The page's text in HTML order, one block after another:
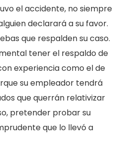
el accidente, no siempre
declarará a su favor.
que respalden su caso.
tener el respaldo de
experiencia como el de
su empleador tendrá
que querrán relativizar
pretender probar su
que lo llevó a